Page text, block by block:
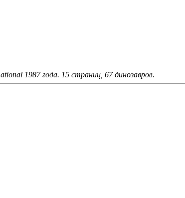
1987 года. 15 страниц, 67 динозавров.